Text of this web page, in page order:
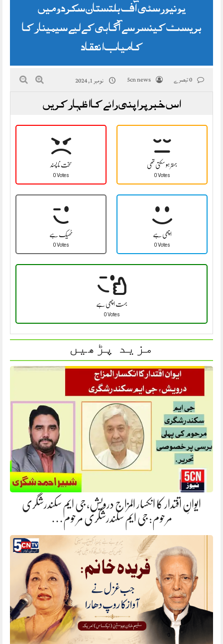
یونیورسٹی آف بلتستان سکردو میں
بریسٹ کینسر سے آگاہی کے لیے سیمینار کا
کامیاب انعقاد
5cn news نومبر 1, 2024
اس خبر پر اپنی رائے کا اظہار کریں
سخت نا پسند
0 Votes
بہتر ہو سکتی تھی
0 Votes
ٹھیک ہے
0 Votes
اچھی ہے
0 Votes
بہت اچھی ہے
0 Votes
مزید پڑھیں
ایوانِ اقتدار کا انکسار المزاج درویش، جی ایم سکندرشگری
مرحوم: جی ایم سکندرشگری مرحوم…